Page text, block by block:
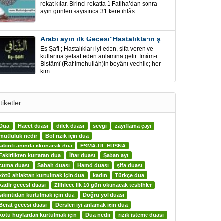
rekat kılar. Birinci rekatta 1 Fatiha’dan sonra
ayın günleri sayısınca 31 kere ihlâs...
Arabi ayın ilk Gecesi”Hastalıkların şifa için” Eş-Şafi
Eş Şafi ; Hastalıkları iyi eden, şifa veren ve
kullarına şefaat eden anlamına gelir. İmâm-ı
Bistâmî (Rahimehulláh)in beyânı vechile; her
kim...
Hacet duası dilek duası sevgi
zayıflama çayı
nedir
Bol rızık için dua
anında okunacak dua
ESMA-ÜL HÜSNA
kurtaran dua
İftar duası
Şaban ayı
duası
Sabah duası Hamd duası
şifa duası
ahlaktan kurtulmak için dua
kadın
Türkçe dua
gecesi duası
Zilhicce ilk 10 gün okunacak tesbihler
kurtulmak için dua
Doğru yol duası
gecesi duası
Dersleri iyi anlamak için dua
huylardan kurtulmak için
Dua nedir rızık isteme duası